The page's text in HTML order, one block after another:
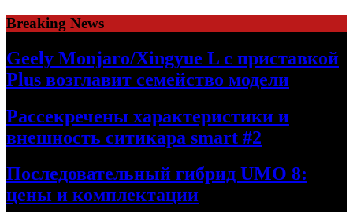
Skip
to
content
Breaking News
Geely Monjaro/Xingyue L с приставкой
Plus возглавит семейство модели
Рассекречены характеристики и
внешность ситикара smart #2
Последовательный гибрид UMO 8:
цены и комплектации